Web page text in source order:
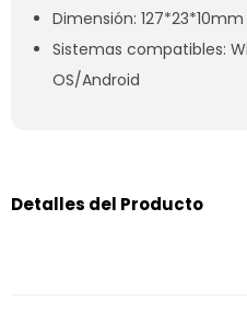
Dimensión: 127*23*10mm
Sistemas compatibles:
OS/Android
Detalles del Producto